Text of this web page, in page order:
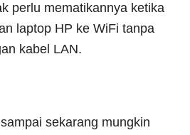
perlu mematikannya ketika
laptop HP ke WiFi tanpa
kabel LAN.
sekarang mungkin